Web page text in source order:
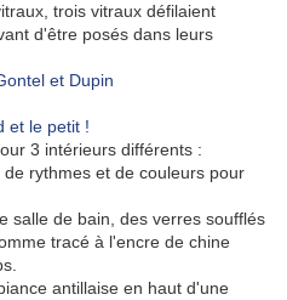
trois vitraux défilaient
d'être posés dans leurs
3 intérieurs différents :
de rythmes et de couleurs pour
salle de bain, des verres soufflés
tracé à l'encre de chine
antillaise en haut d'une